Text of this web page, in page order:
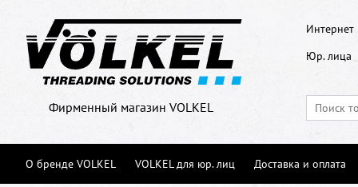
Фирменный магазин VOLKEL
Интернет
Юр. лица
О бренде VOLKEL VOLKEL для юр. лиц Доставка и оплата